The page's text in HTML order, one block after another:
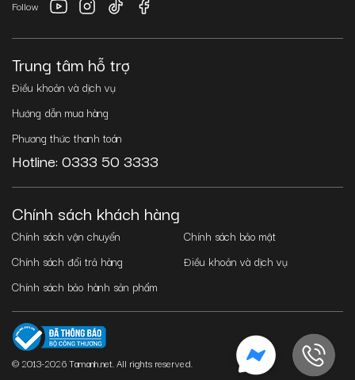
Follow
Trung tâm hỗ trợ
Điều khoản và dịch vụ
Hướng dẫn mua hàng
Phương thức thanh toán
Hotline: 0333 50 3333
Chính sách khách hàng
Chính sách vận chuyển
Chính sách đổi trả hàng
Chính sách bảo hành sản phẩm
Chính sách bảo mật
Điều khoản và dịch vụ
© 2013-2026 Tamanh.net. All rights reserved.